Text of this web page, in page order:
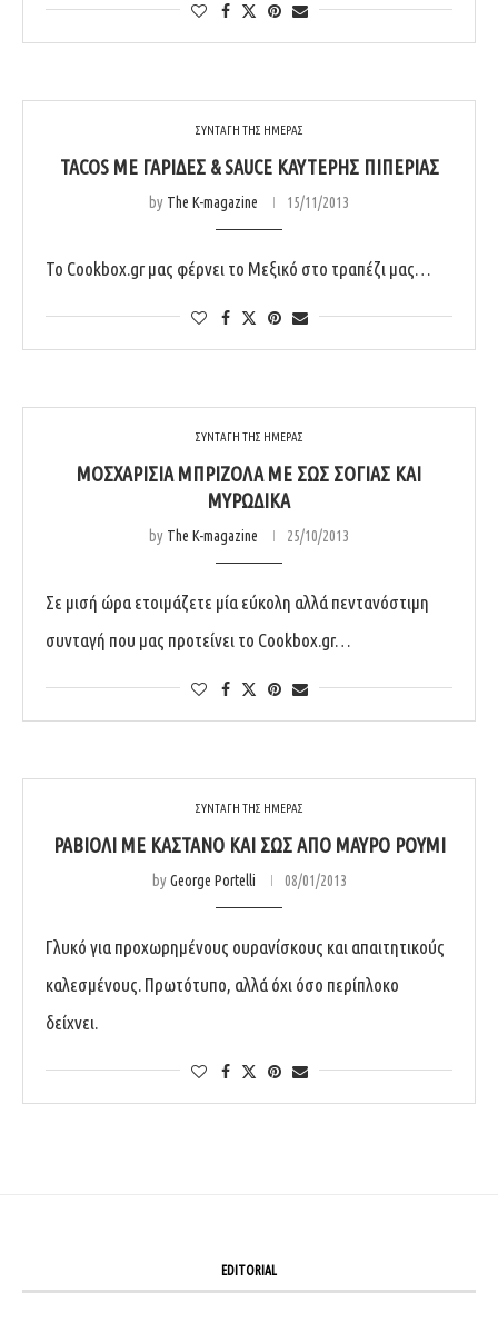
ΣΥΝΤΑΓΗ ΤΗΣ ΗΜΕΡΑΣ
TACOS ΜΕ ΓΑΡΊΔΕΣ & SAUCE ΚΑΥΤΕΡΉΣ ΠΙΠΕΡΙΆΣ
by The K-magazine 15/11/2013
Το Cookbox.gr μας φέρνει το Μεξικό στο τραπέζι μας…
ΣΥΝΤΑΓΗ ΤΗΣ ΗΜΕΡΑΣ
ΜΟΣΧΑΡΊΣΙΑ ΜΠΡΙΖΌΛΑ ΜΕ ΣΏΣ ΣΌΓΙΑΣ ΚΑΙ
ΜΥΡΩΔΙΚΆ
by The K-magazine 25/10/2013
Σε μισή ώρα ετοιμάζετε μία εύκολη αλλά πεντανόστιμη
συνταγή που μας προτείνει το Cookbox.gr…
ΣΥΝΤΑΓΗ ΤΗΣ ΗΜΕΡΑΣ
ΡΑΒΙΌΛΙ ΜΕ ΚΆΣΤΑΝΟ ΚΑΙ ΣΩΣ ΑΠΌ ΜΑΎΡΟ ΡΟΎΜΙ
byGeorge Portelli 08/01/2013
Γλυκό για προχωρηµένους ουρανίσκους και απαιτητικούς
καλεσµένους. Πρωτότυπο, αλλά όχι όσο περίπλοκο
δείχνει.
EDITORIAL